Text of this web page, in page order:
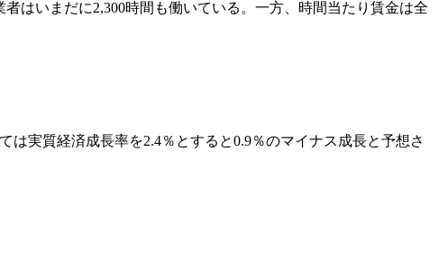
はいまだに2,300時間も働いている。一方、時間当たり賃金は全
は実質経済成長率を2.4％とすると0.9％のマイナス成長と予想さ